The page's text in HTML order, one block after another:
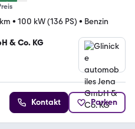
• 100 kW (136 PS) • Benzin
& Co. KG
Kontakt Parken